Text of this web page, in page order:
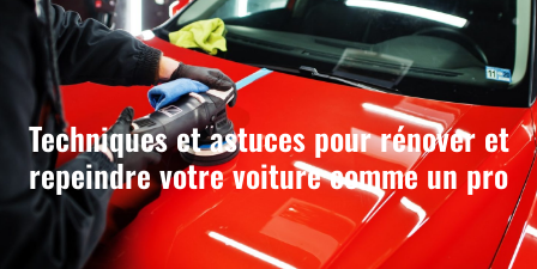
Techniques et astuces pour rénover et
repeindre votre voiture comme un pro